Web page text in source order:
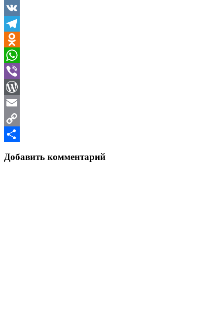
VK
Telegram
Odnoklassniki
WhatsApp
Viber
WordPress
Email
Copy
Добавить комментарий